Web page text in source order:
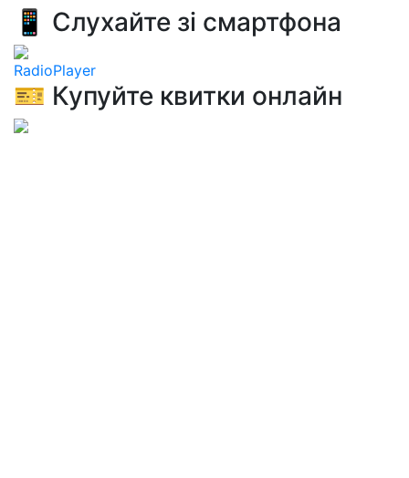
📱 Слухайте зі смартфона
RadioPlayer
🎫 Купуйте квитки онлайн